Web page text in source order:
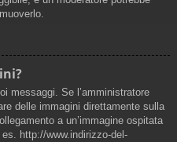
messaggi. Se l’amministratore
delle immagini direttamente sulla
a un’immagine ospitata
http://www.indirizzo-del-